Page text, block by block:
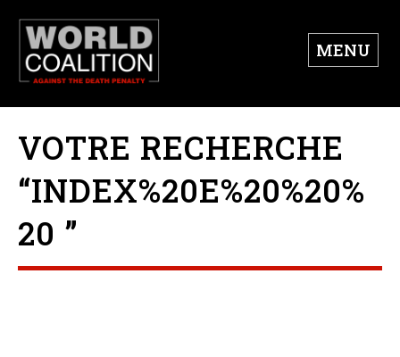
MENU
VOTRE RECHERCHE
“INDEX%20E%20%20%
20 ”